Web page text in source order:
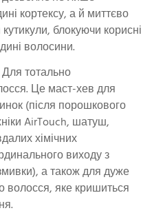
кортексу, а й миттєво
блокуючи корисні
волосини.
Для тотально
Це маст-хев для
(після порошкового
AirTouch, шатуш,
хімічних
виходу з
а також для дуже
волосся, яке кришиться